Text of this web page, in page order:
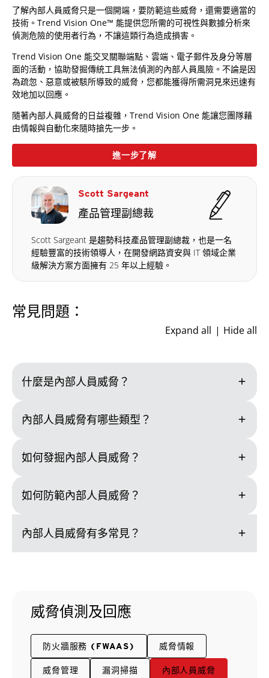
了解內部人員威脅只是一個開端，要防範這些威脅，還需要適當的
技術。Trend Vision One™ 能提供您所需的可視性與數據分析來
偵測危險的使用者行為，不讓這類行為造成損害。
Trend Vision One 能交叉關聯端點、雲端、電子郵件及身分等層
面的活動，協助發掘傳統工具無法偵測的內部人員風險。不論是因
為疏忽、惡意或被駭所導致的威脅，您都能獲得所需洞見來迅速有
效地加以回應。
隨著內部人員威脅的日益複雜，Trend Vision One 能讓您團隊藉
由情報與自動化來隨時搶先一步。
進一步了解
Scott Sargeant
產品管理副總裁
Scott Sargeant 是趨勢科技產品管理副總裁，也是一名
經驗豐富的技術領導人，在開發網路資安與 IT 領域企業
級解決方案方面擁有 25 年以上經驗。
常見問題：
Expand all Hide all
什麼是內部人員威脅？ add
內部人員威脅有哪些類型？ add
如何發掘內部人員威脅？ add
如何防範內部人員威脅？ add
內部人員威脅有多常見？ add
威脅偵測及回應
防火牆服務 (FWAAS) 威脅情報
威脅管理 漏洞掃描 內部人員威脅